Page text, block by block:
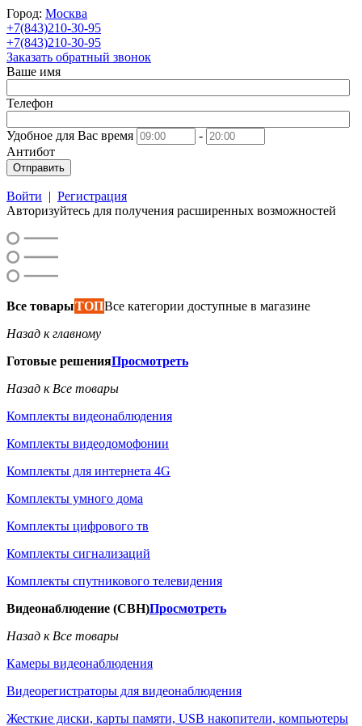
Город: Москва
+7(843)210-30-95
+7(843)210-30-95
Заказать обратный звонок
Ваше имя
Телефон
Удобное для Вас время
-
Антибот
Отправить
Войти | Регистрация
Авторизуйтесь для получения расширенных возможностей
Все товарыТОПВсе категории доступные в магазине
Назад к главному
Готовые решенияПросмотреть
Назад к Все товары
Комплекты видеонаблюдения
Комплекты видеодомофонии
Комплекты для интернета 4G
Комплекты умного дома
Комплекты цифрового тв
Комплекты сигнализаций
Комплекты спутникового телевидения
Видеонаблюдение (СВН)Просмотреть
Назад к Все товары
Камеры видеонаблюдения
Видеорегистраторы для видеонаблюдения
Жесткие диски, карты памяти, USB накопители, компьютеры